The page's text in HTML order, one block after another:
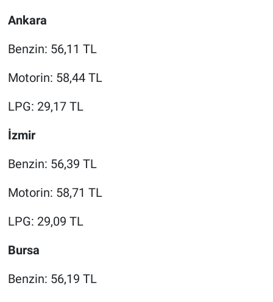
Ankara
Benzin: 56,11 TL
Motorin: 58,44 TL
LPG: 29,17 TL
İzmir
Benzin: 56,39 TL
Motorin: 58,71 TL
LPG: 29,09 TL
Bursa
Benzin: 56,19 TL